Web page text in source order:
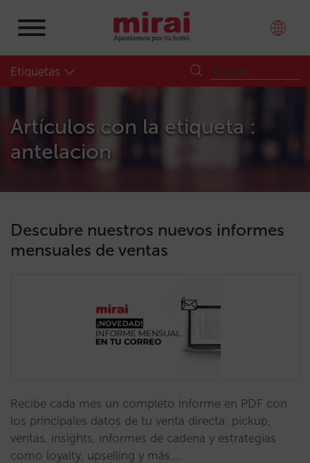
Etiquetas
Artículos con la etiqueta :
antelacion
Descubre nuestros nuevos informes
mensuales de ventas
Recibe cada mes un completo informe en PDF con
los principales datos de tu venta directa: pickup,
ventas, insights, informes de cadena y estrategias
como loyalty, upselling y más.…